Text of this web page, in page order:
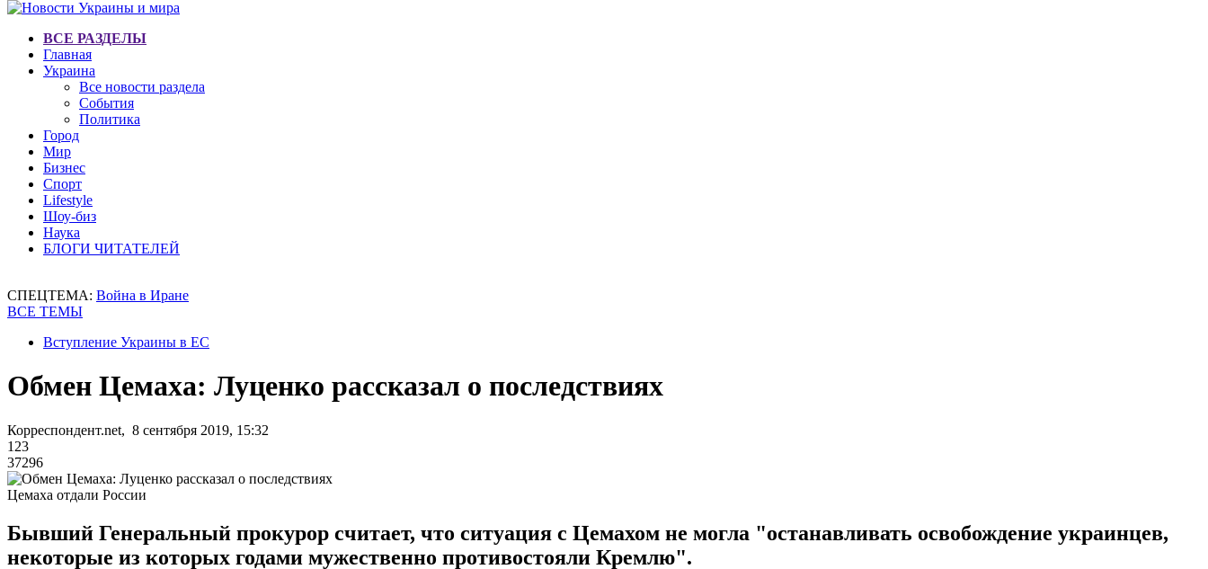
ВСЕ РАЗДЕЛЫ
Главная
Украина
Все новости раздела
События
Политика
Город
Мир
Бизнес
Спорт
Lifestyle
Шоу-биз
Наука
БЛОГИ ЧИТАТЕЛЕЙ
СПЕЦТЕМА: Война в Иране
ВСЕ ТЕМЫ
Вступление Украины в ЕС
Обмен Цемаха: Луценко рассказал о последствиях
Корреспондент.net, 8 сентября 2019, 15:32
123
37296
Цемаха отдали России
Бывший Генеральный прокурор считает, что ситуация с Цемахом не могла "останавливать освобождение украинцев,
некоторые из которых годами мужественно противостояли Кремлю".